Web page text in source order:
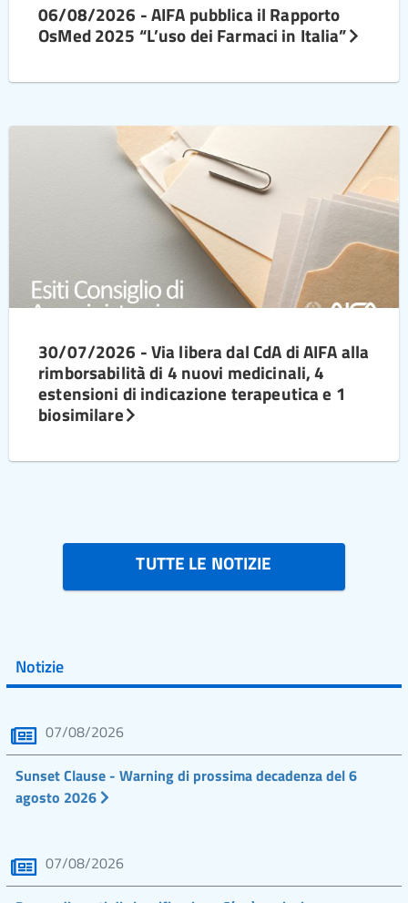
06/08/2026 - AIFA pubblica il Rapporto
OsMed 2025 “L’uso dei Farmaci in Italia”
30/07/2026 - Via libera dal CdA di AIFA alla
rimborsabilità di 4 nuovi medicinali, 4
estensioni di indicazione terapeutica e 1
biosimilare
TUTTE LE NOTIZIE
Notizie
07/08/2026
Sunset Clause - Warning di prossima decadenza del 6
agosto 2026
07/08/2026